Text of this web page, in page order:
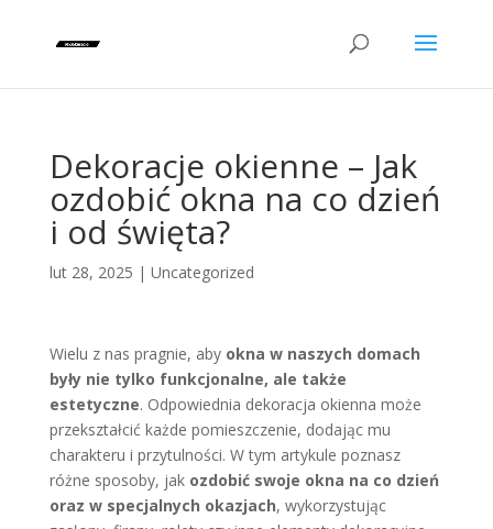
Dekoracje okienne – Jak
ozdobić okna na co dzień
i od święta?
lut 28, 2025 | Uncategorized
Wielu z nas pragnie, aby okna w naszych domach
były nie tylko funkcjonalne, ale także
estetyczne. Odpowiednia dekoracja okienna może
przekształcić każde pomieszczenie, dodając mu
charakteru i przytulności. W tym artykule poznasz
różne sposoby, jak ozdobić swoje okna na co dzień
oraz w specjalnych okazjach, wykorzystując